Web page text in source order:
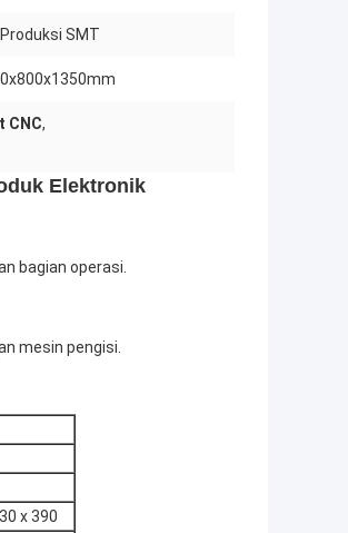
Produksi SMT
CNC,
Elektronik
bagian operasi.
mesin pengisi.
x 390